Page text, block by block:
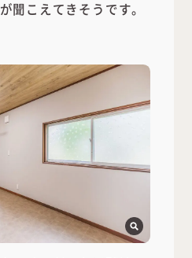
聞こえてきそうです。